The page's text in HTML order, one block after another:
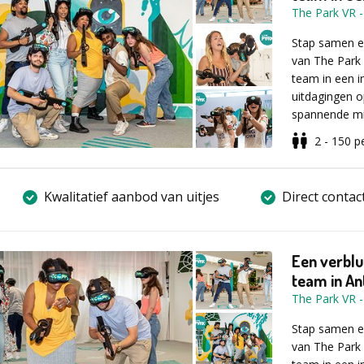
• Geschikt
2,5 uur met
personen.
• Unieke
• Actief
Duitsland,
Perfect
Of het nu
incentive,
Prijs vanaf €
basis van
reiskosten
Wilt u een
Ardenne.
Vul voor
The Park VR -
Stap samen
van The
team in een
uitdagingen
spannende
Bij The Park
verhaal
Daarna
Gedurende
2 - 150
Kwalitatief aanbod van uitjes Direct
Een
team in
The Park VR -
Stap samen
van The